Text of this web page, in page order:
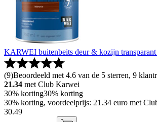
KARWEI buitenbeits deur & kozijn
(9)Beoordeeld met 4.6 van de 5 sterren, 9
21.34 met Club Karwei
30% korting30% korting
30% korting, voordeelprijs: 21.34 euro met
30.49